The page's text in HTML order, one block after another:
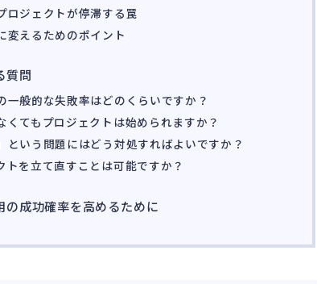
ロジェクトが停滞する罠
変えるためのポイント
質問
一般的な失敗率はどのくらいですか？
てもプロジェクトは始められますか？
という問題にはどう対処すればよいですか？
を立て直すことは可能ですか？
の成功確率を高めるために